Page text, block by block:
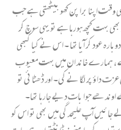
وقت اپنا برا پن کھو بیٹھتی ہے جب
بہت کچھ ہو رہا ہے تو یہی سوچ کر
رہ عود کر آیا تھا ۔ اس نے کیا کبھی
ہے ، ہما رے خاندان میں بہت معیو ب
دا ؤ پر لگا نے کی۔ اور ڈھٹا ئی تو
اوندھے جوا بات دیے جا رہا تھا۔
جا ئیں آپ علیحدگی میں بھی تو اس کو